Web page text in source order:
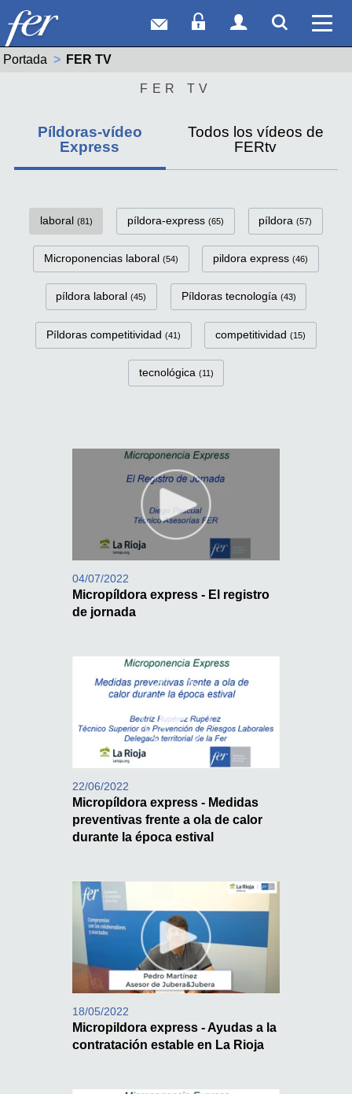
Correo webAcceso Socios
Acceso
Portada Actual:
FER TV
FER TV
Píldoras-vídeo
Express
Todos los vídeos de
FERtv
FerTv Píldoras-vídeo Express
laboral (81) píldora-express (65) píldora (57)
Microponencias laboral (54) pildora express (46)
píldora laboral (45) Píldoras tecnología (43)
Píldoras competitividad (41) competitividad (15)
tecnológica (11)
04/07/2022
Micropíldora express - El registro
de jornada
22/06/2022
Micropíldora express - Medidas
preventivas frente a ola de calor
durante la época estival
18/05/2022
Micropildora express - Ayudas a la
contratación estable en La Rioja